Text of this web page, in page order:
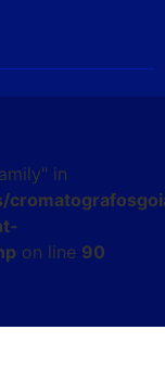
in
on line 90